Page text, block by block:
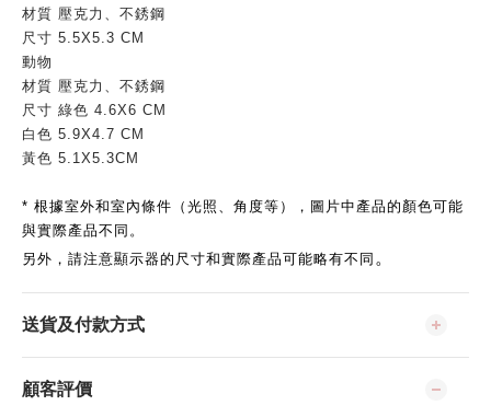
材質 壓克力、不銹鋼
尺寸 5.5X5.3 CM
動物
材質 壓克力、不銹鋼
尺寸 綠色 4.6X6 CM
白色 5.9X4.7 CM
黃色 5.1X5.3CM
* 根據室外和室內條件（光照、角度等），圖片中產品的顏色可能
與實際產品不同。
另外，請注意顯示器的尺寸和實際產品可能略有不同 。
送貨及付款方式
顧客評價